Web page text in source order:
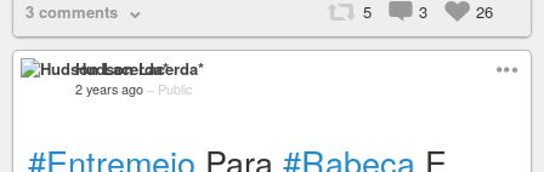
3 comments 5 3 26
Hudson Lacerda*
2 years ago – Public
#Entremeio Para #Rabeca E